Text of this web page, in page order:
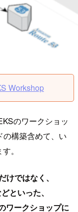
Workshop
のワークショッ
構築含めて、い
。
ではなく、
といった、
ワークショップに